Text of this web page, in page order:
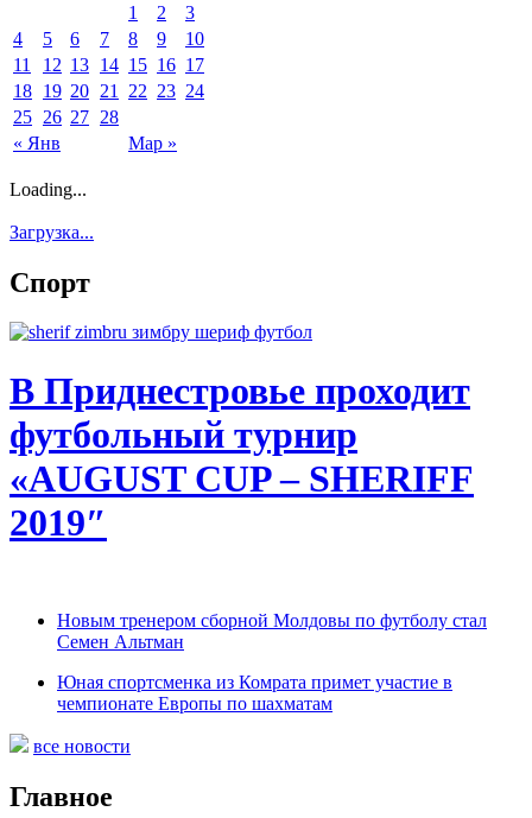
« Янв Мар »
1 2
3
4
5 6 7 8 9
10
11
12 13 14 15 16 17
18 19 20 21 22 23 24
25 26 27 28
Loading...
Загрузка...
Спорт
В Приднестровье проходит
футбольный турнир
«AUGUST CUP – SHERIFF
2019″
Новым тренером сборной Молдовы по футболу стал
Семен Альтман
Юная спортсменка из Комрата примет участие в
чемпионате Европы по шахматам
все новости
Главное